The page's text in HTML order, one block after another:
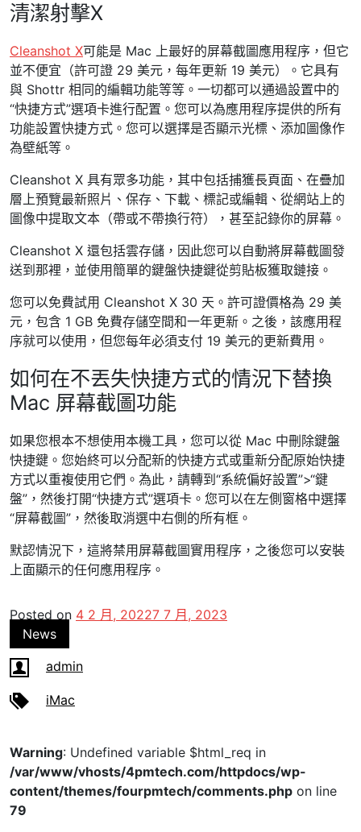
清潔射擊X
Cleanshot X可能是 Mac 上最好的屏幕截圖應用程序，但它
並不便宜（許可證 29 美元，每年更新 19 美元）。它具有
與 Shottr 相同的編輯功能等等。一切都可以通過設置中的
“快捷方式”選項卡進行配置。您可以為應用程序提供的所有
功能設置快捷方式。您可以選擇是否顯示光標、添加圖像作
為壁紙等。
Cleanshot X 具有眾多功能，其中包括捕獲長頁面、在疊加
層上預覽最新照片、保存、下載、標記或編輯、從網站上的
圖像中提取文本（帶或不帶換行符），甚至記錄你的屏幕。
Cleanshot X 還包括雲存儲，因此您可以自動將屏幕截圖發
送到那裡，並使用簡單的鍵盤快捷鍵從剪貼板獲取鏈接。
您可以免費試用 Cleanshot X 30 天。許可證價格為 29 美
元，包含 1 GB 免費存儲空間和一年更新。之後，該應用程
序就可以使用，但您每年必須支付 19 美元的更新費用。
如何在不丟失快捷方式的情況下替換
Mac 屏幕截圖功能
如果您根本不想使用本機工具，您可以從 Mac 中刪除鍵盤
快捷鍵。您始終可以分配新的快捷方式或重新分配原始快捷
方式以重複使用它們。為此，請轉到“系統偏好設置”>“鍵
盤”，然後打開“快捷方式”選項卡。您可以在左側窗格中選擇
“屏幕截圖”，然後取消選中右側的所有框。
默認情況下，這將禁用屏幕截圖實用程序，之後您可以安裝
上面顯示的任何應用程序。
Posted on 4 2 月, 20227 7 月, 2023
News
admin
iMac
Warning: Undefined variable $html_req in
/var/www/vhosts/4pmtech.com/httpdocs/wp-
content/themes/fourpmtech/comments.php on line
79